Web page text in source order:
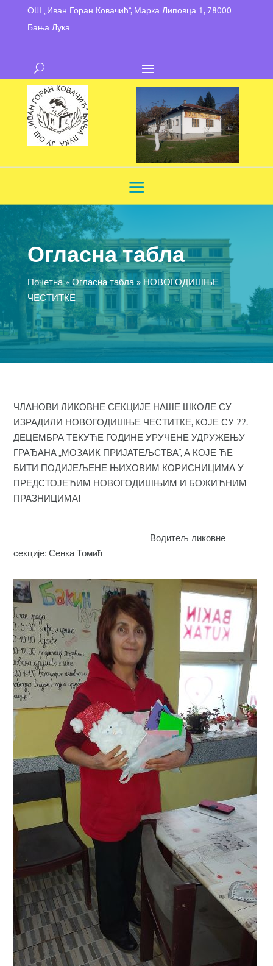
ОШ „Иван Горан Ковачић“, Марка Липовца 1, 78000
Бања Лука
Огласна табла
Почетна»Огласна табла» НОВОГОДИШЊЕ
ЧЕСТИТКЕ
ЧЛАНОВИ ЛИКОВНЕ СЕКЦИЈЕ НАШЕ ШКОЛЕ СУ
ИЗРАДИЛИ НОВОГОДИШЊЕ ЧЕСТИТКЕ, КОЈЕ СУ 22.
ДЕЦЕМБРА ТЕКУЋЕ ГОДИНЕ УРУЧЕНЕ УДРУЖЕЊУ
ГРАЂАНА „МОЗАИК ПРИЈАТЕЉСТВА“, А КОЈЕ ЋЕ
БИТИ ПОДИЈЕЉЕНЕ ЊИХОВИМ КОРИСНИЦИМА У
ПРЕДСТОЈЕЋИМ НОВОГОДИШЊИМ И БОЖИЋНИМ
ПРАЗНИЦИМА!
Водитељ ликовне
секције: Сенка Томић